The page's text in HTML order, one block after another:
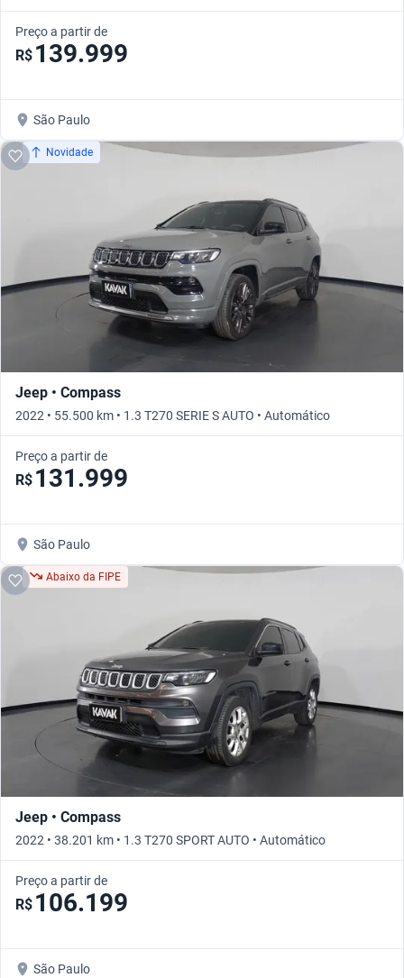
Preço a partir de
R$ 139.999
São Paulo
Novidade
Jeep • Compass
2022 • 55.500 km • 1.3 T270 SERIE S AUTO • Automático
Preço a partir de
R$ 131.999
São Paulo
Abaixo da FIPE
Jeep • Compass
2022 • 38.201 km • 1.3 T270 SPORT AUTO • Automático
Preço a partir de
R$ 106.199
São Paulo